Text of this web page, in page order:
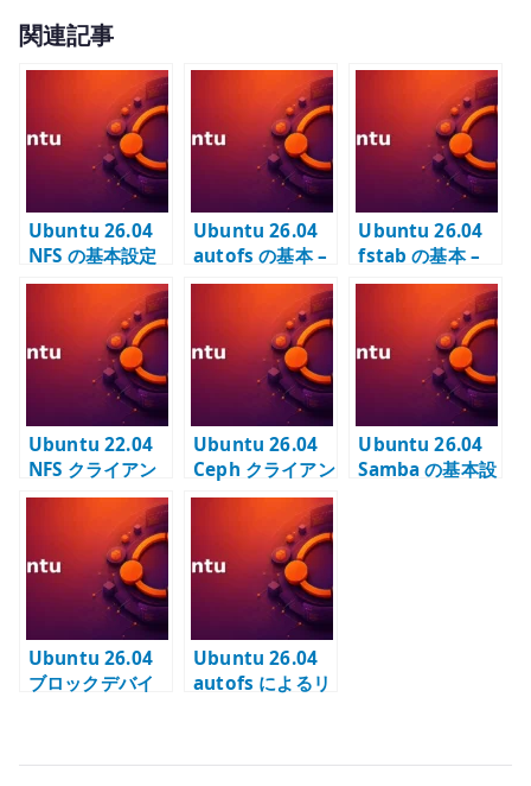
w
it
r
有
関連記事
Ubuntu 26.04
NFS の基本設定
– nfs-kernel-
exports で共有
範囲を管理する
Ubuntu 26.04
autofs の基本 –
必要な時だけフ
ァイルシステム
を自動マウント
する
Ubuntu 26.04
fstab の基本 –
ローカルディス
クと永続マウン
トを安全に管理
する
Ubuntu 22.04
NFS クライアン
ト設定 – mount
と fstab の基本
Ubuntu 26.04
Ceph クライアン
ト共通設定 –
ceph-common
と keyring を管
理する
Ubuntu 26.04
Samba の基本設
Ubuntu 26.04
ブロックデバイ
Ubuntu 26.04
autofs によるリ